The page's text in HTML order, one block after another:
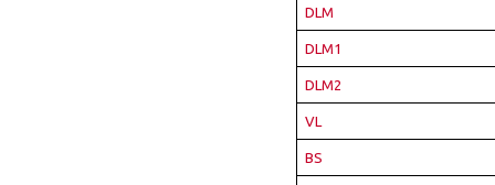
DLM
DLM1
DLM2
VL
BS